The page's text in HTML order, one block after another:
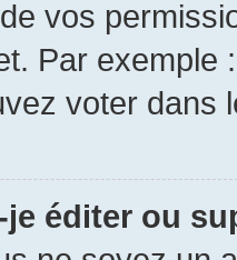
vos
Par exemple
voter dans
éditer ou